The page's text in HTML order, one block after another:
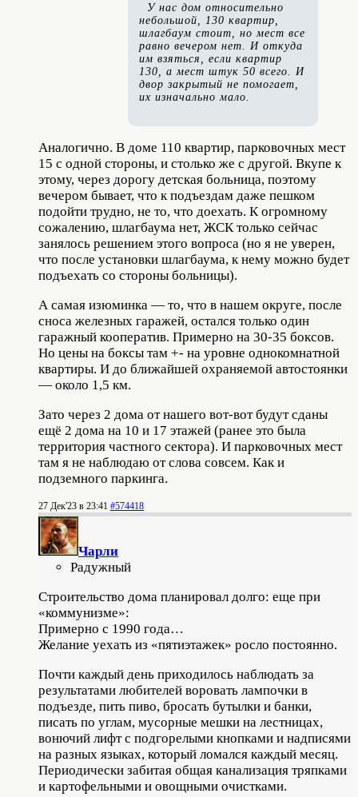
У нас дом относительно
небольшой, 130 квартир,
шлагбаум стоит, но мест все
равно вечером нет. И откуда
им взяться, если квартир
130, а мест штук 50 всего. И
двор закрытый не помогает,
их изначально мало.
Аналогично. В доме 110 квартир, парковочных мест
15 с одной стороны, и столько же с другой. Вкупе к
этому, через дорогу детская больница, поэтому
вечером бывает, что к подъездам даже пешком
подойти трудно, не то, что доехать. К огромному
сожалению, шлагбаума нет, ЖСК только сейчас
занялось решением этого вопроса (но я не уверен,
что после установки шлагбаума, к нему можно будет
подъехать со стороны больницы).
А самая изюминка — то, что в нашем округе, после
сноса железных гаражей, остался только один
гаражный кооператив. Примерно на 30-35 боксов.
Но цены на боксы там +- на уровне однокомнатной
квартиры. И до ближайшей охраняемой автостоянки
— около 1,5 км.
Зато через 2 дома от нашего вот-вот будут сданы
ещё 2 дома на 10 и 17 этажей (ранее это была
территория частного сектора). И парковочных мест
там я не наблюдаю от слова совсем. Как и
подземного паркинга.
27 Дек'23 в 23:41 #574418
Чарли
Радужный
Строительство дома планировал долго: еще при
«коммунизме»:
Примерно с 1990 года…
Желание уехать из «пятиэтажек» росло постоянно.
Почти каждый день приходилось наблюдать за
результатами любителей воровать лампочки в
подъезде, пить пиво, бросать бутылки и банки,
писать по углам, мусорные мешки на лестницах,
вонючий лифт с подгорелыми кнопками и надписями
на разных языках, который ломался каждый месяц.
Периодически забитая общая канализация тряпками
и картофельными и овощными очистками.